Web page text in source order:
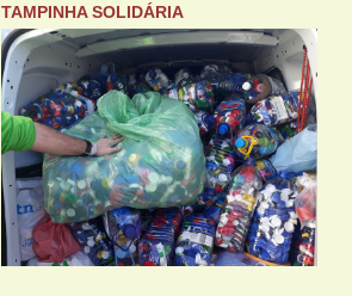
TAMPINHA SOLIDÁRIA